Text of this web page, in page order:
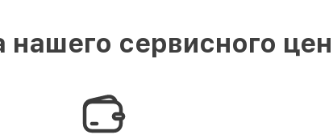
сервисного